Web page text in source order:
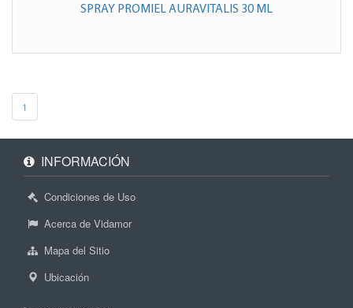
SPRAY PROMIEL AURAVITALIS 30 ML
1
INFORMACIÓN
Condiciones de Uso
Acerca de Vidamor
Mapa del Sitio
Ubicación